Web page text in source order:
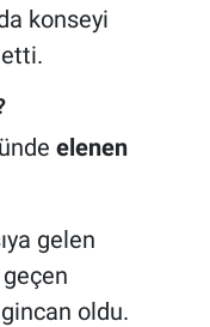
konseyi
elenen
gelen
oldu.